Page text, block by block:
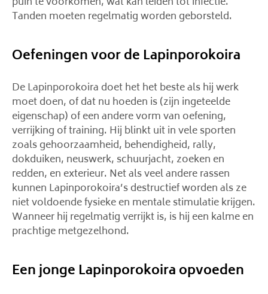
Tanden moeten regelmatig worden geborsteld.
Oefeningen voor de Lapinporokoira
De Lapinporokoira doet het het beste als hij werk
moet doen, of dat nu hoeden is (zijn ingeteelde
eigenschap) of een andere vorm van oefening,
verrijking of training. Hij blinkt uit in vele sporten
zoals gehoorzaamheid, behendigheid, rally,
dokduiken, neuswerk, schuurjacht, zoeken en
redden, en exterieur. Net als veel andere rassen
kunnen Lapinporokoira’s destructief worden als ze
niet voldoende fysieke en mentale stimulatie krijgen.
Wanneer hij regelmatig verrijkt is, is hij een kalme en
prachtige metgezelhond.
Een jonge Lapinporokoira opvoeden